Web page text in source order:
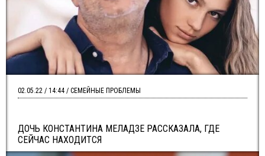
ДОЧЬ КОНСТАНТИНА МЕЛАДЗЕ РАССКАЗАЛА, ГДЕ
СЕЙЧАС НАХОДИТСЯ
02.05.22 / 14:44 / СЕМЕЙНЫЕ ПРОБЛЕМЫ